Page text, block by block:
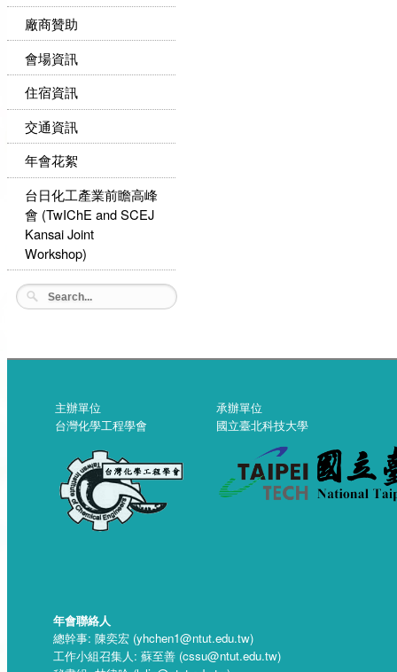
廠商贊助
會場資訊
住宿資訊
交通資訊
年會花絮
台日化工產業前瞻高峰
會 (TwIChE and SCEJ
Kansai Joint
Workshop)
主辦單位
台灣化學工程學會
承辦單位
國立臺北科技大學
年會聯絡人
總幹事: 陳奕宏 (yhchen1@ntut.edu.tw)
工作小組召集人: 蘇至善 (cssu@ntut.edu.tw)